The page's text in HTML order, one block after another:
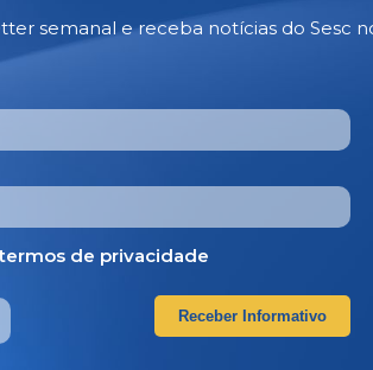
semanal e receba notícias do Sesc
termos de privacidade
Receber Informativo